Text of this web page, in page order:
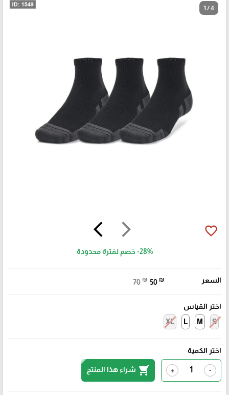
1 / 4
arrow_forward_ios
arrow_back_ios favorite_border
-28% خصم لفترة محدودة
السعر 70 ₪ 50 ₪
اختر القياس
S
M
L
XL
اختر الكمية
-
+
shopping_cart شراء هذا المنتج